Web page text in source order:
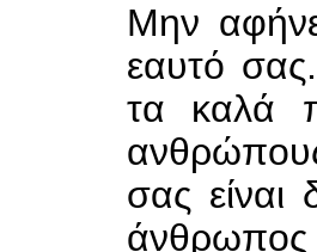
Μην
εαυτό
τα καλά
σας είναι
άνθρωπος